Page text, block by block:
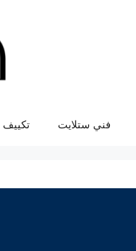
فني ستلايت تكييف